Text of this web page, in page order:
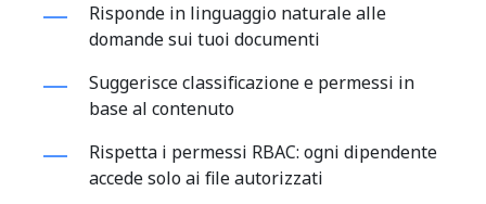
Risponde in linguaggio naturale alle
domande sui tuoi documenti
Suggerisce classificazione e permessi in
base al contenuto
Rispetta i permessi RBAC: ogni dipendente
accede solo ai file autorizzati